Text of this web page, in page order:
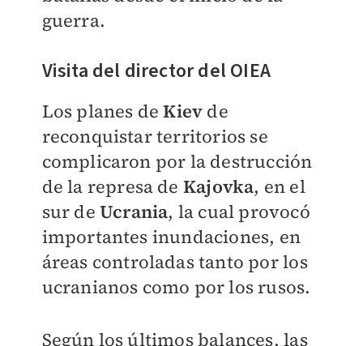
guerra.
Visita del director del OIEA
Los planes deKiev de
reconquistar territorios se
complicaron por la destrucción
de la represa de Kajovka, en el
sur de Ucrania, la cual provocó
importantes inundaciones, en
áreas controladas tanto por los
ucranianos como por los rusos.
Según los últimos balances, las